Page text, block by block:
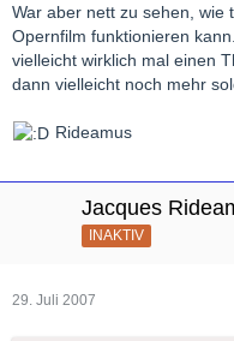
LG Peter
War aber nett zu sehen, wie
Opernfilm funktionieren
vielleicht wirklich mal einen
dann vielleicht noch mehr
Rideamus
Jacques
INAKTIV
29. Juli 2007